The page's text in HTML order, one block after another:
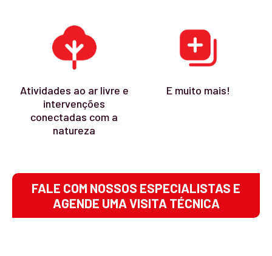
Atividades ao ar livre e
intervenções
conectadas com a
natureza
E muito mais!
FALE COM NOSSOS ESPECIALISTAS E
AGENDE UMA VISITA TÉCNICA